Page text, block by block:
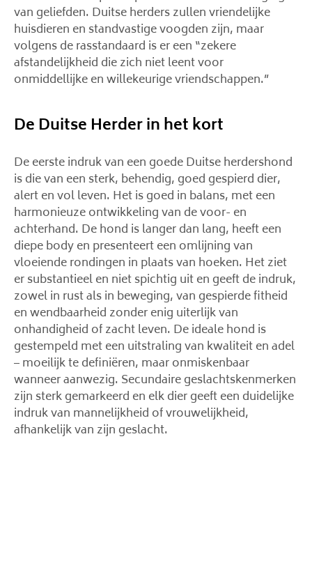
van geliefden. Duitse herders zullen vriendelijke
huisdieren en standvastige voogden zijn, maar
volgens de rasstandaard is er een “zekere
afstandelijkheid die zich niet leent voor
onmiddellijke en willekeurige vriendschappen.”
De Duitse Herder in het kort
De eerste indruk van een goede Duitse herdershond
is die van een sterk, behendig, goed gespierd dier,
alert en vol leven. Het is goed in balans, met een
harmonieuze ontwikkeling van de voor- en
achterhand. De hond is langer dan lang, heeft een
diepe body en presenteert een omlijning van
vloeiende rondingen in plaats van hoeken. Het ziet
er substantieel en niet spichtig uit en geeft de indruk,
zowel in rust als in beweging, van gespierde fitheid
en wendbaarheid zonder enig uiterlijk van
onhandigheid of zacht leven. De ideale hond is
gestempeld met een uitstraling van kwaliteit en adel
– moeilijk te definiëren, maar onmiskenbaar
wanneer aanwezig. Secundaire geslachtskenmerken
zijn sterk gemarkeerd en elk dier geeft een duidelijke
indruk van mannelijkheid of vrouwelijkheid,
afhankelijk van zijn geslacht.